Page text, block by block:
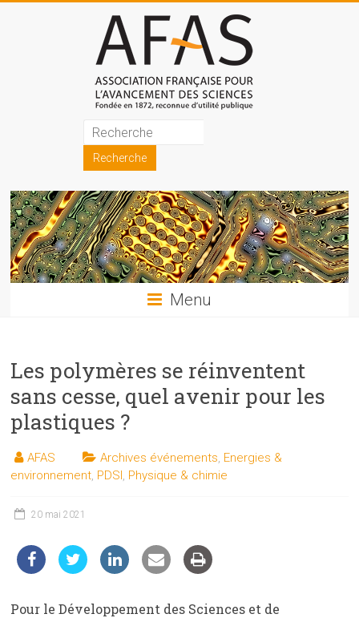
Association
française
pour
l'avancement
des
sciences
les
sciences
et
les
auprès
public
Menu
Les polymères se réinventent
sans cesse, quel avenir pour les
plastiques ?
AFAS Archives événements Energies &
environnement PDSI Physique & chimie
20 mai 2021
Pour le Développement des Sciences et de